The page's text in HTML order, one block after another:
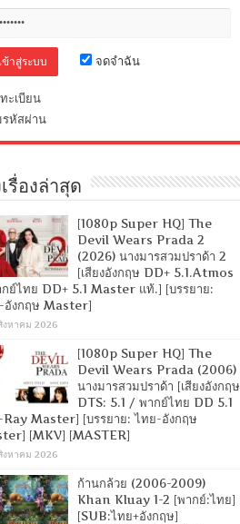
จดจำฉัน
ะเบียน
หัสผ่าน
รื่องล่าสุด
[1080p Super HQ] The
Devil Wears Prada 2
(2026) นางมารสวมปราด้า 2
[เสียงอังกฤษ DD+ 5.1.Atmos
ย์ไทย DD+ 5.1 Master แท้.] [บรรยาย:
อังกฤษ Master]
งหาคม 2026
[1080p Super HQ] The
Devil Wears Prada (2006)
นางมารสวมปราด้า [เสียงอังกฤษ
DTS: 5.1 / พากย์ไทย DD 5.1
Master] [บรรยาย: ไทย-อังกฤษ
[MKV] [MASTER]
งหาคม 2026
ก้านกล้วย (2006-2009)
Khan Kluay 1-2 [พากย์:ไทย]
[SUB:ไทย+อังกฤษ]